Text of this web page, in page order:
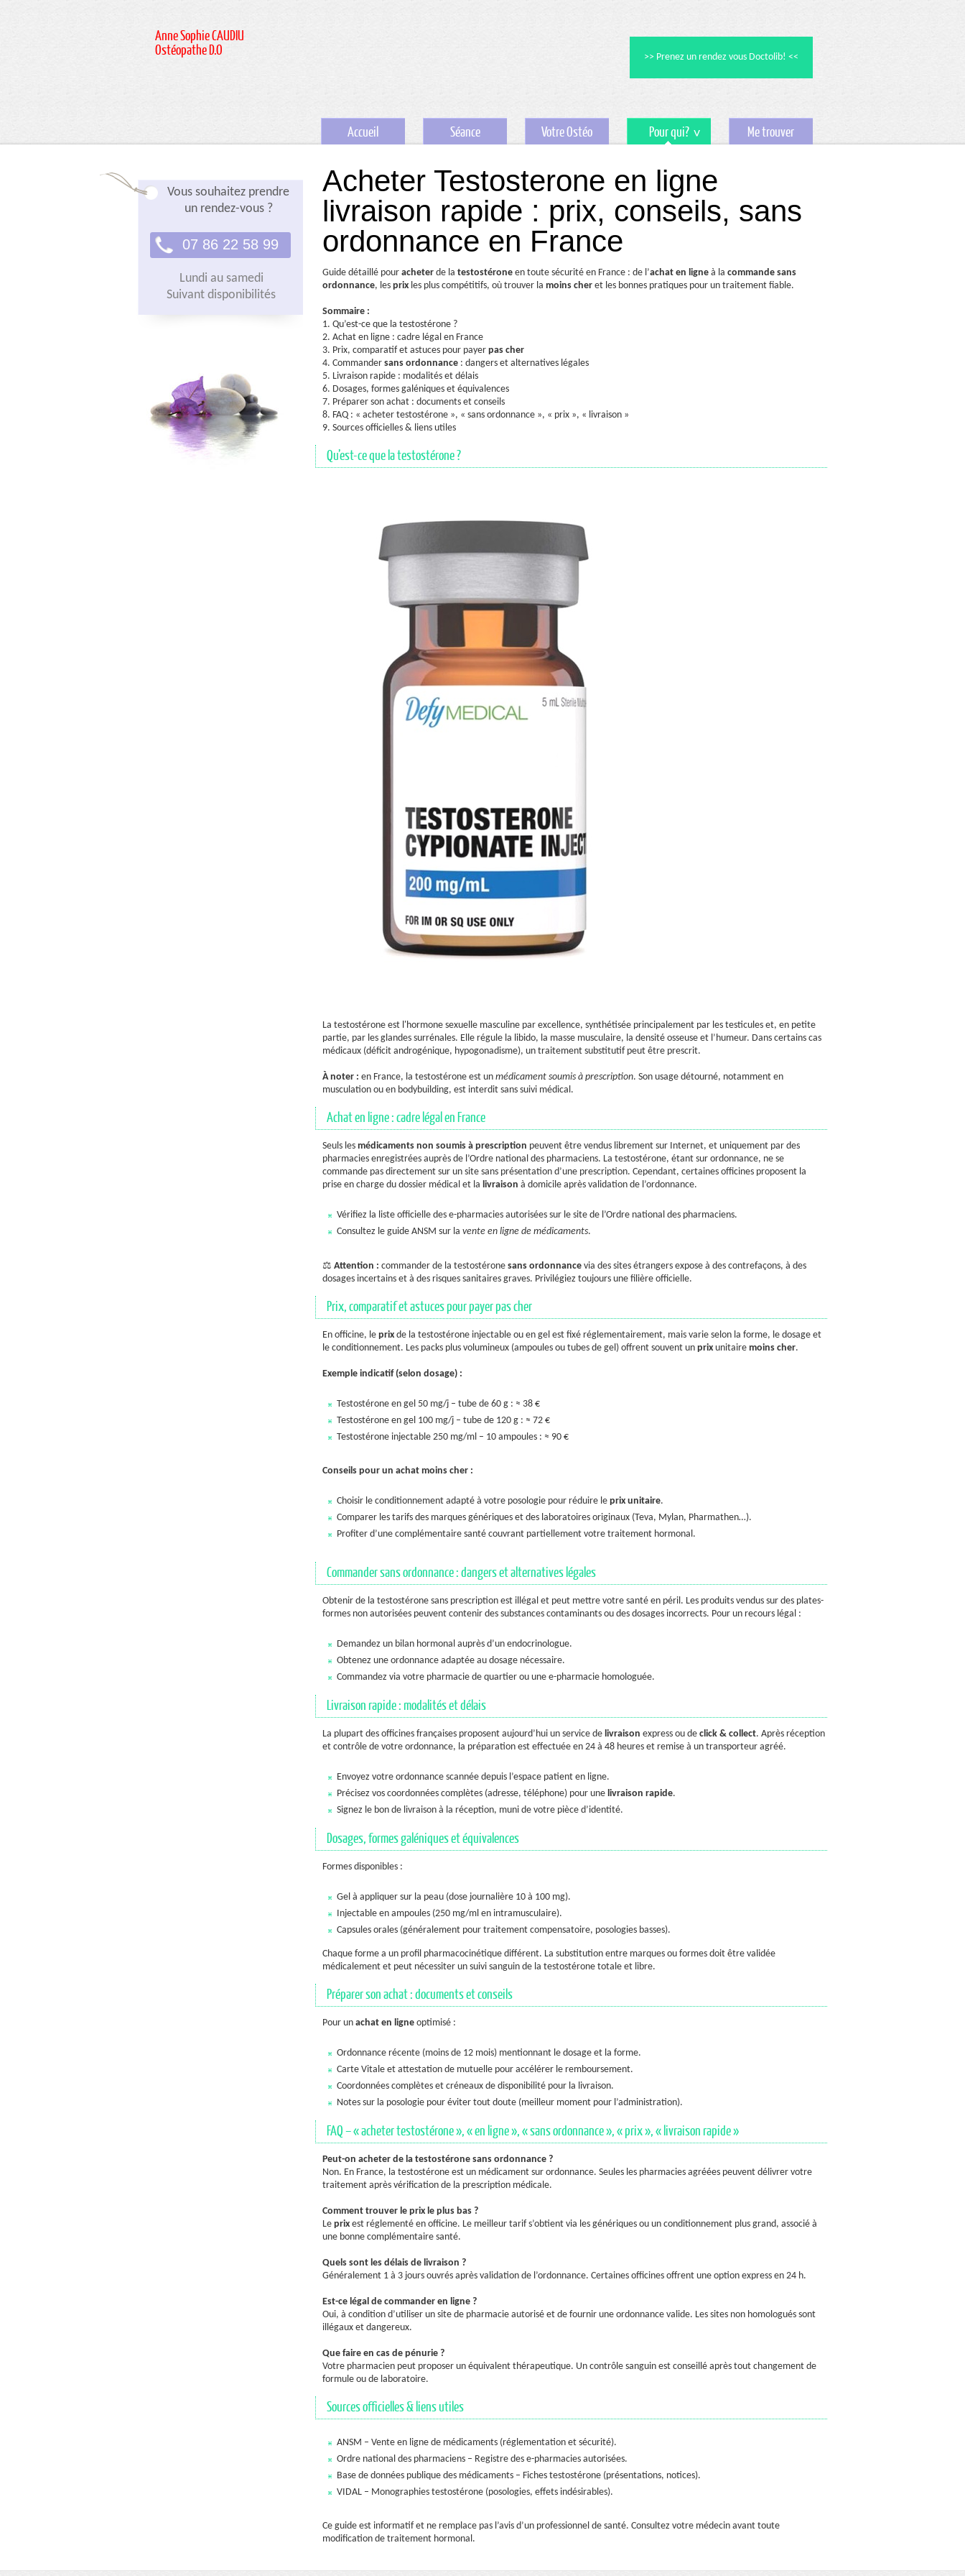
Anne Sophie CAUDIU
Ostéopathe D.O
>> Prenez un rendez vous Doctolib! <<
Accueil Séance Votre Ostéo Pour qui? Me trouver
Vous souhaitez prendre
un rendez-vous ?
07 86 22 58 99
Lundi au samedi
Suivant disponibilités
Acheter Testosterone en ligne
livraison rapide : prix, conseils, sans
ordonnance en France
Guide détaillé pour acheter de la testostérone en toute sécurité en France : de l’achat en ligne à la commande sans
ordonnance, les prix les plus compétitifs, où trouver la moins cher et les bonnes pratiques pour un traitement fiable.
Sommaire :
1. Qu’est-ce que la testostérone ?
2. Achat en ligne : cadre légal en France
3. Prix, comparatif et astuces pour payer pas cher
4. Commander sans ordonnance : dangers et alternatives légales
5. Livraison rapide : modalités et délais
6. Dosages, formes galéniques et équivalences
7. Préparer son achat : documents et conseils
8. FAQ : « acheter testostérone », « sans ordonnance », « prix », « livraison »
9. Sources officielles & liens utiles
Qu’est-ce que la testostérone ?
La testostérone est l'hormone sexuelle masculine par excellence, synthétisée principalement par les testicules et, en petite
partie, par les glandes surrénales. Elle régule la libido, la masse musculaire, la densité osseuse et l’humeur. Dans certains cas
médicaux (déficit androgénique, hypogonadisme), un traitement substitutif peut être prescrit.
À noter : en France, la testostérone est un médicament soumis à prescription. Son usage détourné, notamment en
musculation ou en bodybuilding, est interdit sans suivi médical.
Achat en ligne : cadre légal en France
Seuls les médicaments non soumis à prescription peuvent être vendus librement sur Internet, et uniquement par des
pharmacies enregistrées auprès de l’Ordre national des pharmaciens. La testostérone, étant sur ordonnance, ne se
commande pas directement sur un site sans présentation d’une prescription. Cependant, certaines officines proposent la
prise en charge du dossier médical et la livraison à domicile après validation de l’ordonnance.
Vérifiez la liste officielle des e-pharmacies autorisées sur le site de l’Ordre national des pharmaciens.
Consultez le guide ANSM sur la vente en ligne de médicaments.
⚖️ Attention : commander de la testostérone sans ordonnance via des sites étrangers expose à des contrefaçons, à des
dosages incertains et à des risques sanitaires graves. Privilégiez toujours une filière officielle.
Prix, comparatif et astuces pour payer pas cher
En officine, le prix de la testostérone injectable ou en gel est fixé réglementairement, mais varie selon la forme, le dosage et
le conditionnement. Les packs plus volumineux (ampoules ou tubes de gel) offrent souvent un prix unitaire moins cher.
Exemple indicatif (selon dosage) :
Testostérone en gel 50 mg/j – tube de 60 g : ≈ 38 €
Testostérone en gel 100 mg/j – tube de 120 g : ≈ 72 €
Testostérone injectable 250 mg/ml – 10 ampoules : ≈ 90 €
Conseils pour un achat moins cher :
Choisir le conditionnement adapté à votre posologie pour réduire le prix unitaire.
Comparer les tarifs des marques génériques et des laboratoires originaux (Teva, Mylan, Pharmathen…).
Profiter d’une complémentaire santé couvrant partiellement votre traitement hormonal.
Commander sans ordonnance : dangers et alternatives légales
Obtenir de la testostérone sans prescription est illégal et peut mettre votre santé en péril. Les produits vendus sur des plates-
formes non autorisées peuvent contenir des substances contaminants ou des dosages incorrects. Pour un recours légal :
Demandez un bilan hormonal auprès d’un endocrinologue.
Obtenez une ordonnance adaptée au dosage nécessaire.
Commandez via votre pharmacie de quartier ou une e-pharmacie homologuée.
Livraison rapide : modalités et délais
La plupart des officines françaises proposent aujourd’hui un service de livraison express ou de click & collect. Après réception
et contrôle de votre ordonnance, la préparation est effectuée en 24 à 48 heures et remise à un transporteur agréé.
Envoyez votre ordonnance scannée depuis l’espace patient en ligne.
Précisez vos coordonnées complètes (adresse, téléphone) pour une livraison rapide.
Signez le bon de livraison à la réception, muni de votre pièce d’identité.
Dosages, formes galéniques et équivalences
Formes disponibles :
Gel à appliquer sur la peau (dose journalière 10 à 100 mg).
Injectable en ampoules (250 mg/ml en intramusculaire).
Capsules orales (généralement pour traitement compensatoire, posologies basses).
Chaque forme a un profil pharmacocinétique différent. La substitution entre marques ou formes doit être validée
médicalement et peut nécessiter un suivi sanguin de la testostérone totale et libre.
Préparer son achat : documents et conseils
Pour un achat en ligne optimisé :
Ordonnance récente (moins de 12 mois) mentionnant le dosage et la forme.
Carte Vitale et attestation de mutuelle pour accélérer le remboursement.
Coordonnées complètes et créneaux de disponibilité pour la livraison.
Notes sur la posologie pour éviter tout doute (meilleur moment pour l’administration).
FAQ – « acheter testostérone », « en ligne », « sans ordonnance », « prix », « livraison rapide »
Peut-on acheter de la testostérone sans ordonnance ?
Non. En France, la testostérone est un médicament sur ordonnance. Seules les pharmacies agréées peuvent délivrer votre
traitement après vérification de la prescription médicale.
Comment trouver le prix le plus bas ?
Le prix est réglementé en officine. Le meilleur tarif s’obtient via les génériques ou un conditionnement plus grand, associé à
une bonne complémentaire santé.
Quels sont les délais de livraison ?
Généralement 1 à 3 jours ouvrés après validation de l’ordonnance. Certaines officines offrent une option express en 24 h.
Est-ce légal de commander en ligne ?
Oui, à condition d’utiliser un site de pharmacie autorisé et de fournir une ordonnance valide. Les sites non homologués sont
illégaux et dangereux.
Que faire en cas de pénurie ?
Votre pharmacien peut proposer un équivalent thérapeutique. Un contrôle sanguin est conseillé après tout changement de
formule ou de laboratoire.
Sources officielles & liens utiles
ANSM – Vente en ligne de médicaments (réglementation et sécurité).
Ordre national des pharmaciens – Registre des e-pharmacies autorisées.
Base de données publique des médicaments – Fiches testostérone (présentations, notices).
VIDAL – Monographies testostérone (posologies, effets indésirables).
Ce guide est informatif et ne remplace pas l’avis d’un professionnel de santé. Consultez votre médecin avant toute
modification de traitement hormonal.